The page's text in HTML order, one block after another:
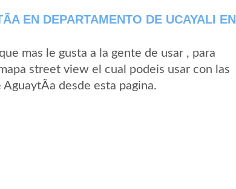
EN DEPARTAMENTO DE UCAYALI EN
mas le gusta a la gente de usar , para
street view el cual podeis usar con las
desde esta pagina.